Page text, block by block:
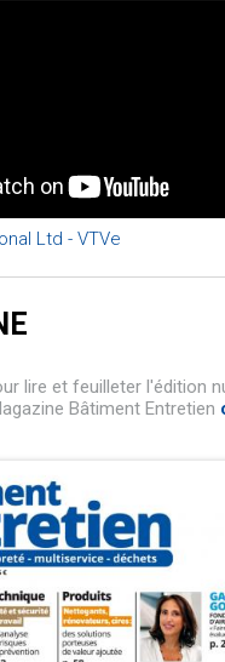
Ltd - VTVe
lire et feuilleter l'édition
Bâtiment Entretien